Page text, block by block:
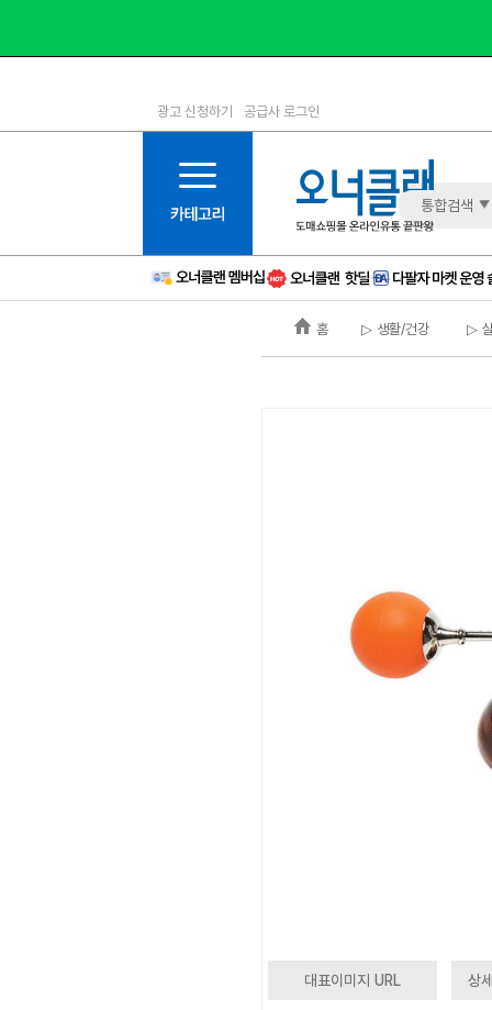
1등급
6등급
11등급
12등급
15등급
16등급
광고 신청하기 공급사 로그인
통합검색
홈 ▷ 생활/건강 ▷
대표이미지 URL 상